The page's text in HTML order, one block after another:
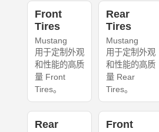
Front
Tires
Mustang
用于定制外观
和性能的高质
量 Front
Tires。
Rear
Tires
Mustang
用于定制外观
和性能的高质
量 Rear
Tires。
Rear
Front